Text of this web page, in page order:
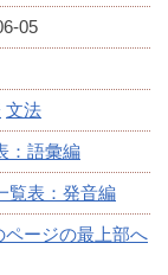
05
文法
：語彙編
覧表：発音編
ページの最上部へ